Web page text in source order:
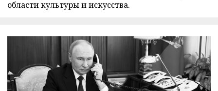
области культуры и искусства.